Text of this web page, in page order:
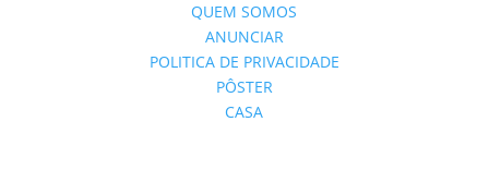
QUEM SOMOS
ANUNCIAR
POLITICA DE PRIVACIDADE
PÔSTER
CASA